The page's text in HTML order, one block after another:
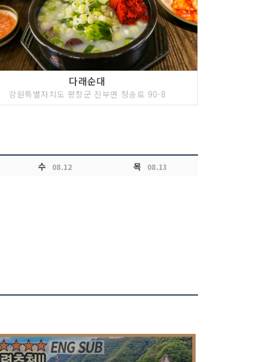
다래순대
강원특별자치도 평창군 진부면 청송로 90-8
수 08.12 목 08.13